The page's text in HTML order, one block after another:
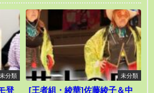
未分類
登
未分類
[王者組・綾華]佐藤綾子＆中